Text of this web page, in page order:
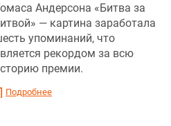
Андерсона «Битва за
— картина заработала
упоминаний, что
рекордом за всю
премии.
Подробнее